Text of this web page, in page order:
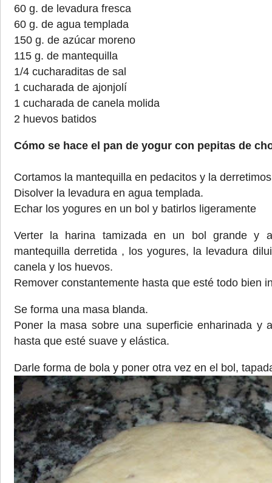
60 g. de levadura fresca
60 g. de agua templada
150 g. de azúcar moreno
115 g. de mantequilla
1/4 cucharaditas de sal
1 cucharada de ajonjolí
1 cucharada de canela molida
2 huevos batidos
Cómo se hace el pan de yogur con pepitas de
Cortamos la mantequilla en pedacitos y la
Disolver la levadura en agua templada.
Echar los yogures en un bol y batirlos ligeramente
Verter la harina tamizada en un bol grande y
mantequilla derretida , los yogures, la levadura
canela y los huevos.
Remover constantemente hasta que esté todo bien
Se forma una masa blanda.
Poner la masa sobre una superficie enharinada y
hasta que esté suave y elástica.
Darle forma de bola y poner otra vez en el bol,